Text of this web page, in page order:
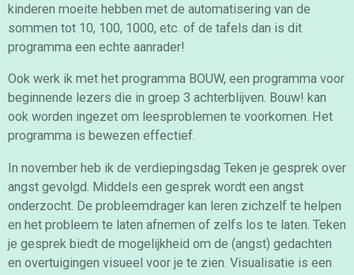
kinderen moeite hebben met de automatisering van de
sommen tot 10, 100, 1000, etc. of de tafels dan is dit
programma een echte aanrader!
Ook werk ik met het programma BOUW, een programma voor
beginnende lezers die in groep 3 achterblijven. Bouw! kan
ook worden ingezet om leesproblemen te voorkomen. Het
programma is bewezen effectief.
In november heb ik de verdiepingsdag Teken je gesprek ​over
angst gevolgd. Middels een gesprek wordt een angst
onderzocht. De probleemdrager kan leren zichzelf te helpen
en het probleem te laten afnemen of zelfs los te laten. Teken
je gesprek biedt de mogelijkheid om de (angst) gedachten
en overtuigingen visueel voor je te zien. Visualisatie is een